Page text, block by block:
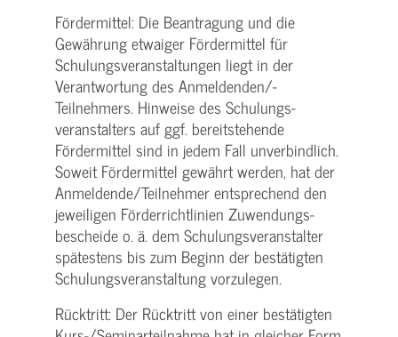
Fördermittel: Die Beantragung und die
Gewährung etwaiger Fördermittel für
Schulungs­veranstaltungen liegt in der
Verantwortung des Anmeldenden/­
Teilnehmers. Hinweise des Schulungs­
veranstalters auf ggf. bereitstehende
Fördermittel sind in jedem Fall unverbindlich.
Soweit Fördermittel gewährt werden, hat der
Anmeldende/­Teilnehmer entsprechend den
jeweiligen Förderrichtlinien Zuwendungs­
bescheide o. ä. dem Schulungs­veranstalter
spätestens bis zum Beginn der bestätigten
Schulungs­veranstaltung vorzulegen.
Rücktritt: Der Rücktritt von einer bestätigten